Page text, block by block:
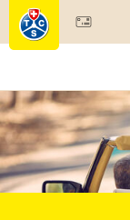
Membres &
Tests, sécurité &